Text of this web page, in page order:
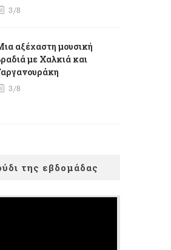
3/8
αξέχαστη μουσική
με Χαλκιά και
3/8
της εβδομάδας